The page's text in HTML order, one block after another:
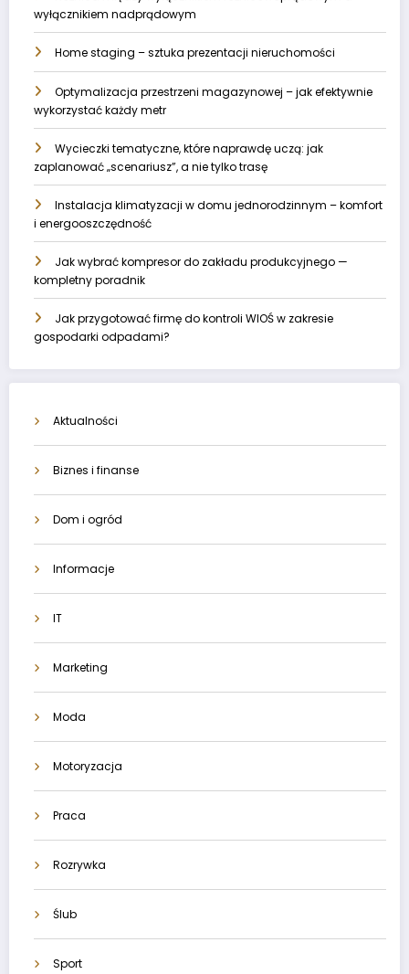
wyłącznikiem nadprądowym
Home staging – sztuka prezentacji nieruchomości
Optymalizacja przestrzeni magazynowej – jak efektywnie
wykorzystać każdy metr
Wycieczki tematyczne, które naprawdę uczą: jak
zaplanować „scenariusz”, a nie tylko trasę
Instalacja klimatyzacji w domu jednorodzinnym – komfort
i energooszczędność
Jak wybrać kompresor do zakładu produkcyjnego —
kompletny poradnik
Jak przygotować firmę do kontroli WIOŚ w zakresie
gospodarki odpadami?
Aktualności
Biznes i finanse
Dom i ogród
Informacje
IT
Marketing
Moda
Motoryzacja
Praca
Rozrywka
Ślub
Sport